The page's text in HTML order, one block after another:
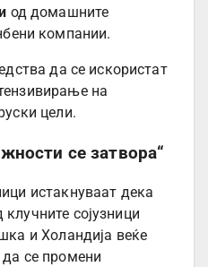
од домашните
компании.
да се искористат
на
цели.
се затвора“
истакнуваат дека
сојузници
и Холандија веќе
се промени